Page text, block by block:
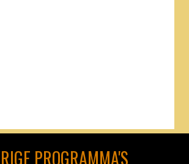
PROGRAMMA'S